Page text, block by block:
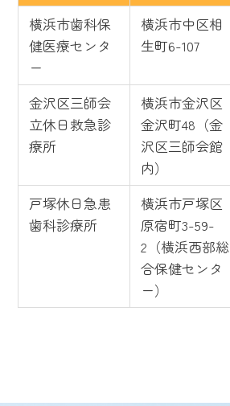
横浜市歯科保
健医療センタ
ー
横浜市中区相
生町6-107
金沢区三師会
立休日救急診
療所
横浜市金沢区
金沢町48（金
沢区三師会館
内）
戸塚休日急患
歯科診療所
横浜市戸塚区
原宿町3-59-
2（横浜西部総
合保健センタ
ー）